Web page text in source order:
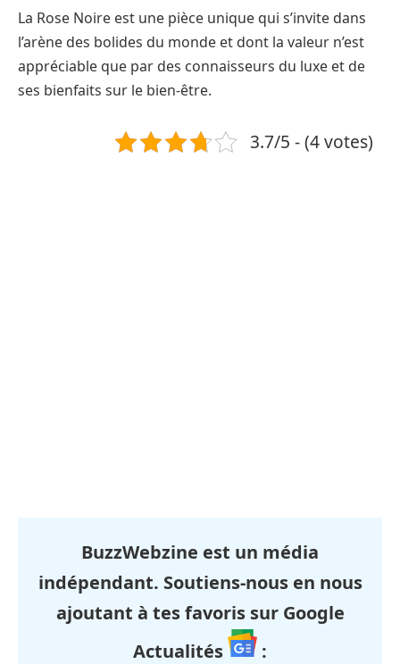
La Rose Noire est une pièce unique qui s’invite dans
l’arène des bolides du monde et dont la valeur n’est
appréciable que par des connaisseurs du luxe et de
ses bienfaits sur le bien-être.
3.7/5 - (4 votes)
BuzzWebzine est un média
indépendant. Soutiens-nous en nous
ajoutant à tes favoris sur Google
Actualités
: